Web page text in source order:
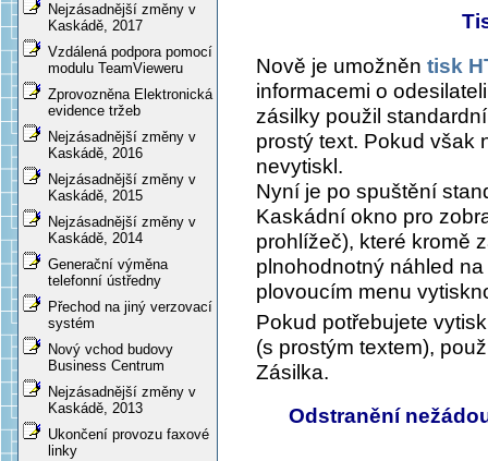
Nejzásadnější změny v
Kaskádě, 2017
Vzdálená podpora pomocí
modulu TeamVieweru
Zprovozněna Elektronická
evidence tržeb
Nejzásadnější změny v
Kaskádě, 2016
Nejzásadnější změny v
Kaskádě, 2015
Nejzásadnější změny v
Kaskádě, 2014
Generační výměna
telefonní ústředny
Přechod na jiný verzovací
systém
Nový vchod budovy
Business Centrum
Nejzásadnější změny v
Kaskádě, 2013
Ukončení provozu faxové
linky
Nově je umožněn tisk
informacemi o
zásilky použil
prostý text. Pokud však
nevytiskl.
Nyní je po spuštění
Kaskádní okno pro
prohlížeč), které kromě
plnohodnotný náhled
plovoucím menu
Pokud potřebujete
(s prostým textem),
Zásilka.
Odstranění